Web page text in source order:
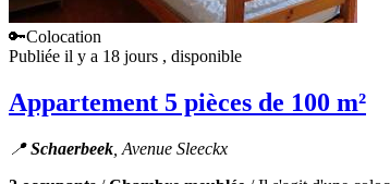
🔑Colocation
Publiée il y a 18 jours , disponible
Appartement 5 pièces de 100 m²
📍Schaerbeek , Avenue Sleeckx